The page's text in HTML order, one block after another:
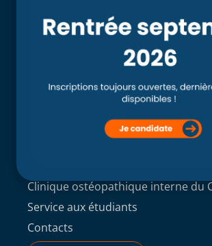
Clinique ostéopathique interne du
Service aux étudiants
Contacts